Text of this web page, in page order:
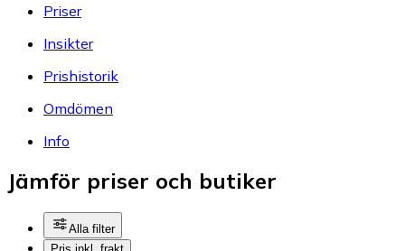
Priser
Insikter
Prishistorik
Omdömen
Info
Jämför priser och butiker
Alla filter